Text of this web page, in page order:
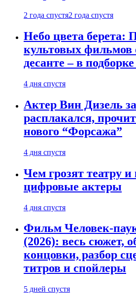
2 года спустя2 года спустя
Небо цвета берета:
культовых фильмов
десанте – в
4 дня спустя
Актер Вин Дизель
расплакался,
нового “Форсажа”
4 дня спустя
Чем грозят театру и
цифровые актеры
4 дня спустя
Фильм Человек-
(2026): весь сюжет,
концовки, разбор
титров и спойлеры
5 дней спустя